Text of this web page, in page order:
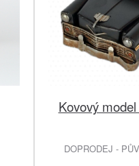
Kovový
DOPRODEJ -